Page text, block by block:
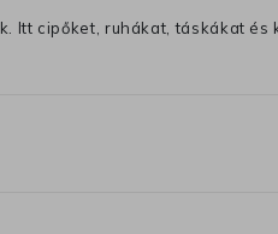
cipőket, ruhákat, táskákat